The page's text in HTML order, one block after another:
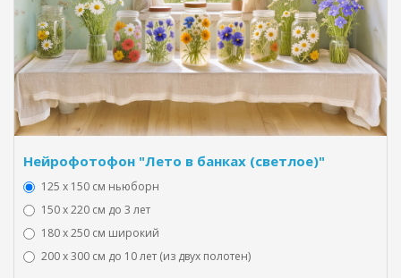
Нейрофотофон "Лето в банках (светлое)"
125 x 150 см ньюборн
150 х 220 см до 3 лет
180 х 250 см широкий
200 х 300 см до 10 лет (из двух полотен)